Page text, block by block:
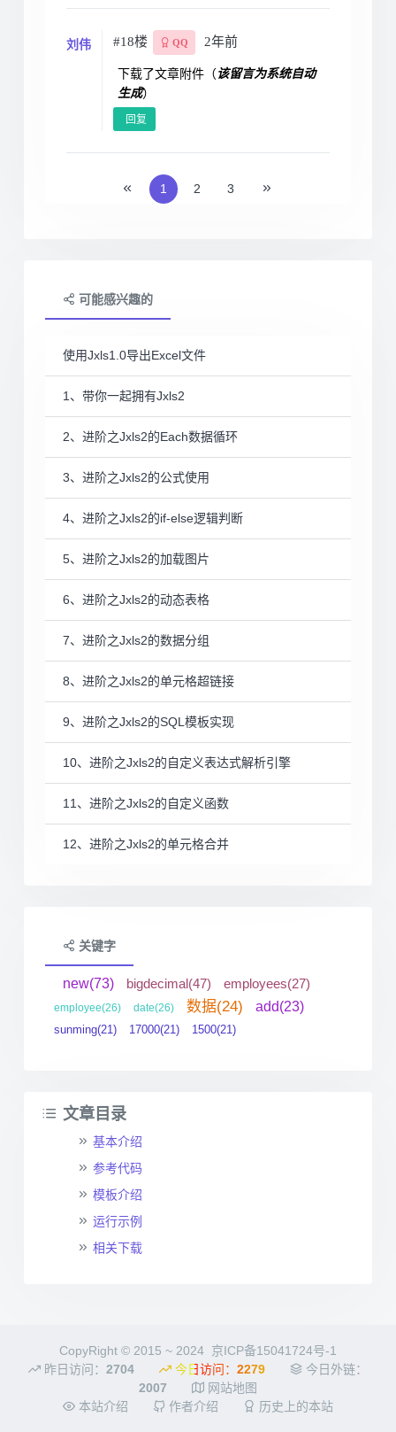
刘伟 #18楼 QQ 2年前
下载了文章附件（该留言为系统自动
生成）
回复
1 2 3
可能感兴趣的
使用Jxls1.0导出Excel文件
1、带你一起拥有Jxls2
2、进阶之Jxls2的Each数据循环
3、进阶之Jxls2的公式使用
4、进阶之Jxls2的if-else逻辑判断
5、进阶之Jxls2的加载图片
6、进阶之Jxls2的动态表格
7、进阶之Jxls2的数据分组
8、进阶之Jxls2的单元格超链接
9、进阶之Jxls2的SQL模板实现
10、进阶之Jxls2的自定义表达式解析引擎
11、进阶之Jxls2的自定义函数
12、进阶之Jxls2的单元格合并
关键字
new(73) bigdecimal(47) employees(27)
employee(26) date(26) 数据(24) add(23)
sunming(21) 17000(21) 1500(21)
文章目录
基本介绍
参考代码
模板介绍
运行示例
相关下载
CopyRight © 2015 ~ 2024 京ICP备15041724号-1
昨日访问： 2704 今日访问： 2279
今日外链：
2007
网站地图
本站介绍
作者介绍 历史上的本站